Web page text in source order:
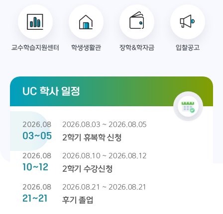
교수학습지원센터 학생생활관 장학&학자금 입찰공고
UC 학사 일정
2026.08
03~05
2026.08.03 ~ 2026.08.05
2학기 휴복학 신청
2026.08
10~12
2026.08.10 ~ 2026.08.12
2학기 수강신청
2026.08
21~21
2026.08.21 ~ 2026.08.21
후기 졸업